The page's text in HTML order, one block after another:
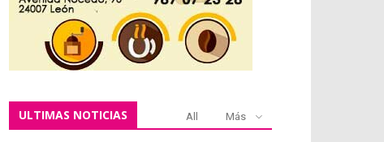
ULTIMAS NOTICIAS All Más